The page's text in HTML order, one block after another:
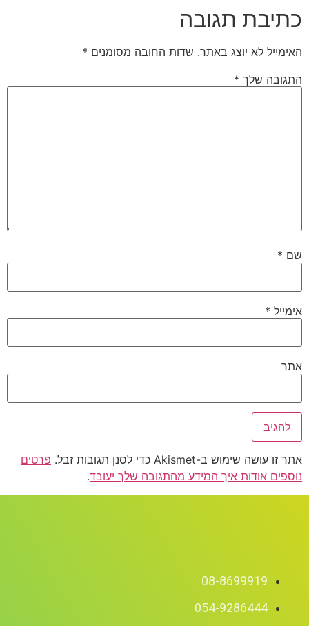
כתיבת תגובה
האימייל לא יוצג באתר. שדות החובה מסומנים *
התגובה שלך *
שם *
אימייל *
אתר
אתר זו עושה שימוש ב-Akismet כדי לסנן תגובות זבל.
פרטים
נוספים אודות איך המידע מהתגובה שלך יעובד.
08-8699919
054-9286444